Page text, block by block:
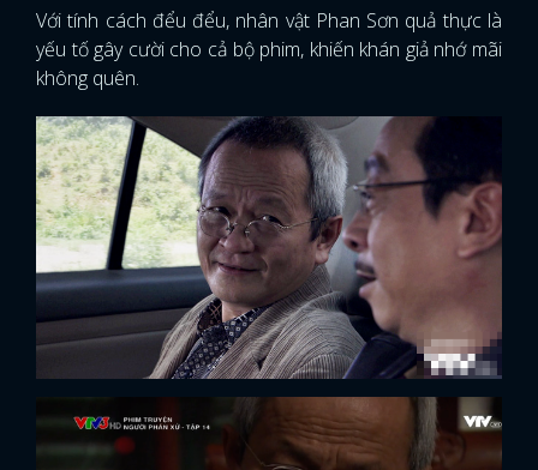
Với tính cách đểu đểu, nhân vật Phan Sơn quả thực là
yếu tố gây cười cho cả bộ phim, khiến khán giả nhớ mãi
không quên.